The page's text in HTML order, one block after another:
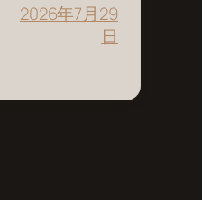
2026年7月29
日